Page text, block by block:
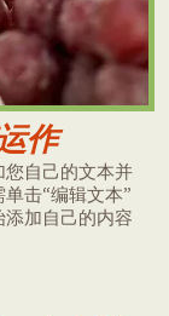
作
自己的文本并
击“编辑文本”
加自己的内容